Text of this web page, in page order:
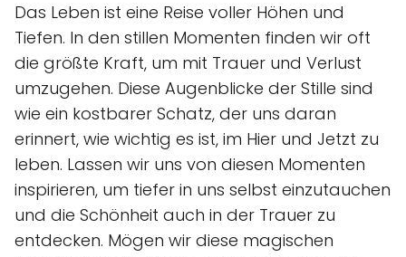
Das Leben ist eine Reise voller Höhen und
Tiefen. In den stillen Momenten finden wir oft
die größte Kraft, um mit Trauer und Verlust
umzugehen. Diese Augenblicke der Stille sind
wie ein kostbarer Schatz, der uns daran
erinnert, wie wichtig es ist, im Hier und Jetzt zu
leben. Lassen wir uns von diesen Momenten
inspirieren, um tiefer in uns selbst einzutauchen
und die Schönheit auch in der Trauer zu
entdecken. Mögen wir diese magischen